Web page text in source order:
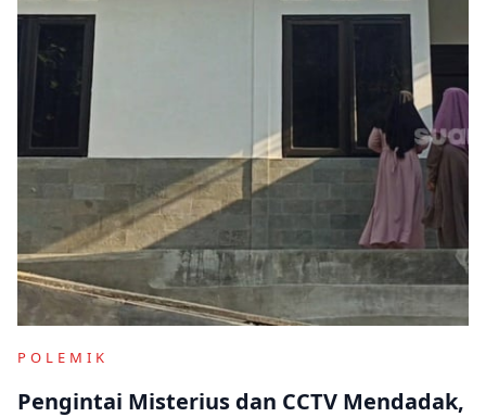
POLEMIK
Pengintai Misterius dan CCTV Mendadak,